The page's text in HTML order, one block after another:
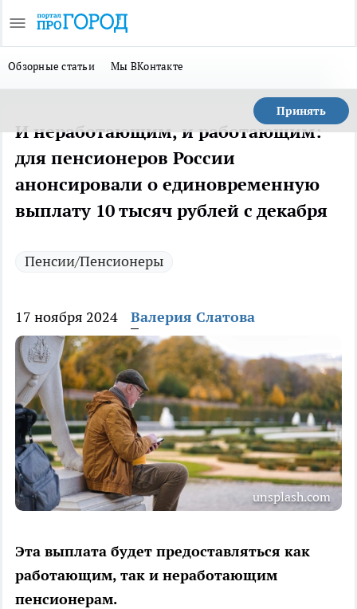
Обзорные статьи Мы ВКонтакте
Принять
И неработающим, и работающим:
для пенсионеров России
анонсировали о единовременную
выплату 10 тысяч рублей с декабря
Пенсии/Пенсионеры
17 ноября 2024 Валерия Слатова
unsplash.com
Эта выплата будет предоставляться как
работающим, так и неработающим
пенсионерам.